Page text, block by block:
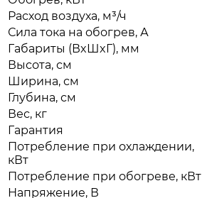
Расход воздуха, м³/ч
Сила тока на обогрев, А
Габариты (ВxШxГ), мм
Высота, см
Ширина, см
Глубина, см
Вес, кг
Гарантия
Потребление при охлаждении,
кВт
Потребление при обогреве, кВт
Напряжение, В